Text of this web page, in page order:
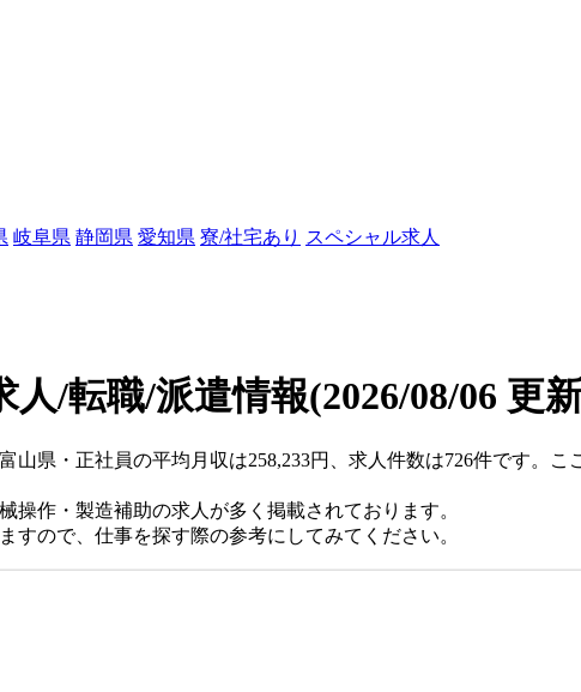
岐阜県 静岡県 愛知県 寮/社宅あり スペシャル求人
人/転職/派遣情報(2026/08/06 更
山県・正社員の平均月収は258,233円、求人件数は726件です。こ
操作・製造補助の求人が多く掲載されております。
すので、仕事を探す際の参考にしてみてください。